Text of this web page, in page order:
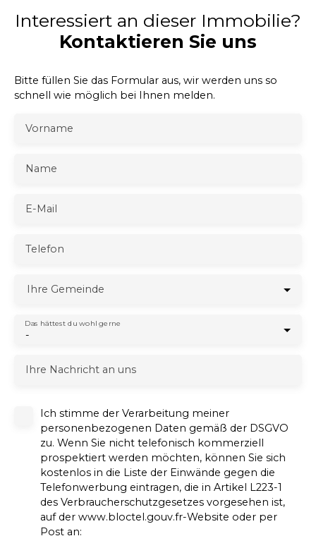
Interessiert an dieser Immobilie?
Kontaktieren Sie uns
Bitte füllen Sie das Formular aus, wir werden uns so
schnell wie möglich bei Ihnen melden.
Vorname
Name
E-Mail
Telefon
Ihre Gemeinde
-
Das hättest du wohl gerne
Ihre Nachricht an uns
Ich stimme der Verarbeitung meiner
personenbezogenen Daten gemäß der DSGVO
zu. Wenn Sie nicht telefonisch kommerziell
prospektiert werden möchten, können Sie sich
kostenlos in die Liste der Einwände gegen die
Telefonwerbung eintragen, die in Artikel L223-1
des Verbraucherschutzgesetzes vorgesehen ist,
auf der www.bloctel.gouv.fr-Website oder per
Post an: